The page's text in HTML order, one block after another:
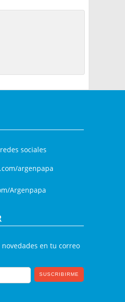
sociales
argenpapa
Argenpapa
novedades en tu correo